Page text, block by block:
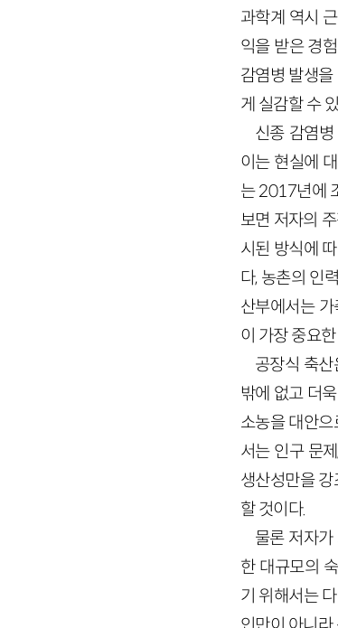
과학계 역시
익을 받은 경
감염병 발생
게 실감할 수
신종 감염
이는 현실에
는 2017년에
보면 저자의
시된 방식에
다, 농촌의 인
산부에서는
이 가장 중요
공장식 축
밖에 없고 더
소농을 대안
서는 인구 문
생산성만을
할 것이다.
물론 저자
한 대규모의
기 위해서는